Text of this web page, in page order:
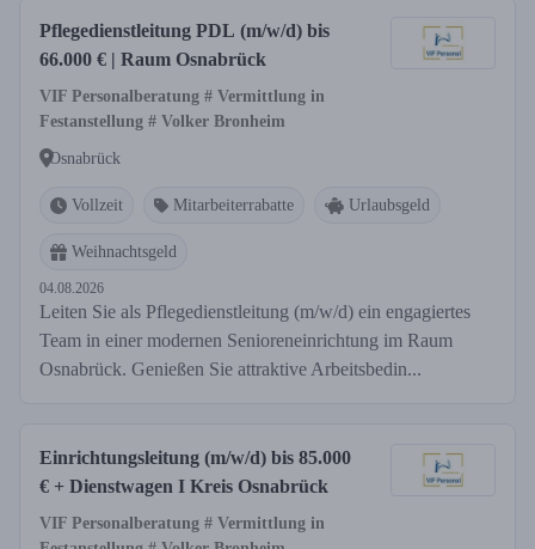
Pflegedienstleitung PDL (m/w/d) bis
66.000 € | Raum Osnabrück
VIF Personalberatung # Vermittlung in
Festanstellung # Volker Bronheim
Osnabrück
Vollzeit Mitarbeiterrabatte Urlaubsgeld
Weihnachtsgeld
04.08.2026
Leiten Sie als Pflegedienstleitung (m/w/d) ein engagiertes
Team in einer modernen Senioreneinrichtung im Raum
Osnabrück. Genießen Sie attraktive Arbeitsbedin...
Einrichtungsleitung (m/w/d) bis 85.000
€ + Dienstwagen I Kreis Osnabrück
VIF Personalberatung # Vermittlung in